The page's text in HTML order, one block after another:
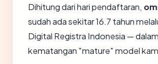
Dihitung dari hari pendaftaran,
sudah ada sekitar 16.7 tahun
Digital Registra Indonesia —
kematangan "mature" model